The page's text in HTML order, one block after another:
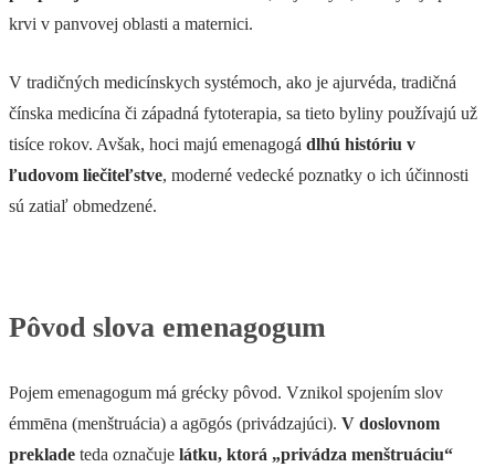
krvi v panvovej oblasti a maternici.
V tradičných medicínskych systémoch, ako je ajurvéda, tradičná
čínska medicína či západná fytoterapia, sa tieto byliny používajú už
tisíce rokov. Avšak, hoci majú emenagogá dlhú históriu v
ľudovom liečiteľstve, moderné vedecké poznatky o ich účinnosti
sú zatiaľ obmedzené.
Pôvod slova emenagogum
Pojem emenagogum má grécky pôvod. Vznikol spojením slov
émmēna (menštruácia) a agōgós (privádzajúci). V doslovnom
preklade teda označuje látku, ktorá „privádza menštruáciu“